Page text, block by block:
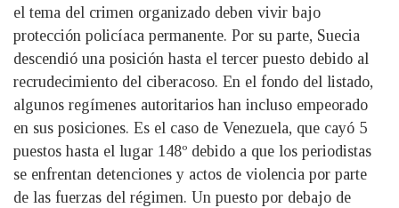
el tema del crimen organizado deben vivir bajo
protección policíaca permanente. Por su parte, Suecia
descendió una posición hasta el tercer puesto debido al
recrudecimiento del ciberacoso. En el fondo del listado,
algunos regímenes autoritarios han incluso empeorado
en sus posiciones. Es el caso de Venezuela, que cayó 5
puestos hasta el lugar 148º debido a que los periodistas
se enfrentan detenciones y actos de violencia por parte
de las fuerzas del régimen. Un puesto por debajo de